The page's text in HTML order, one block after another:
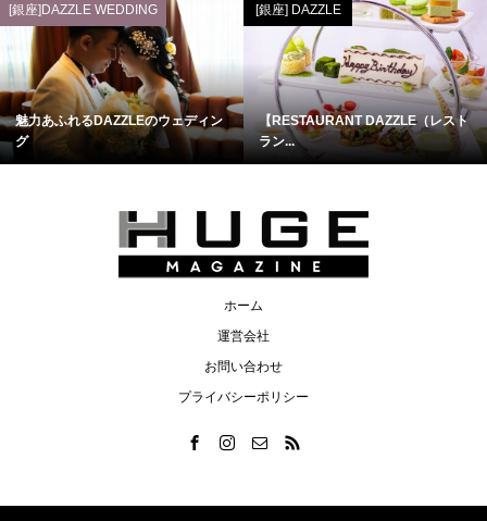
[銀座]DAZZLE WEDDING
魅力あふれるDAZZLEのウェディン
グ
[銀座] DAZZLE
【RESTAURANT DAZZLE（レスト
ラン...
ホーム
運営会社
お問い合わせ
プライバシーポリシー